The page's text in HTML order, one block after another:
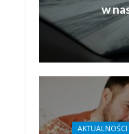
w
AKTUALNOŚCI